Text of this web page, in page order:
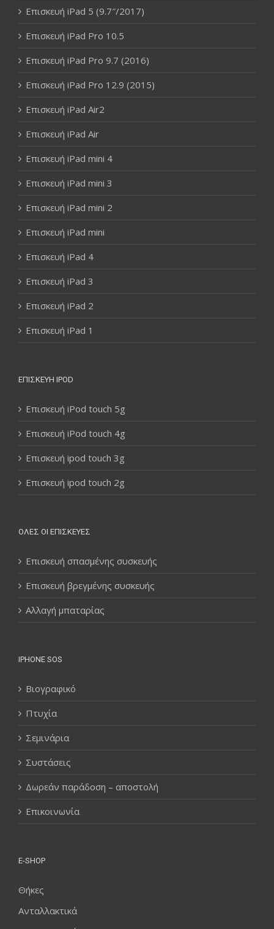
Επισκευή iPad 5 (9.7″/2017)
Επισκευή iPad Pro 10.5
Επισκευή iPad Pro 9.7 (2016)
Επισκευή iPad Pro 12.9 (2015)
Επισκευή iPad Air2
Επισκευή iPad Air
Επισκευή iPad mini 4
Επισκευή iPad mini 3
Επισκευή iPad mini 2
Επισκευή iPad mini
Επισκευή iPad 4
Επισκευή iPad 3
Επισκευή iPad 2
Επισκευή iPad 1
ΕΠΙΣΚΕΥΉ IPOD
Επισκευή iPod touch 5g
Επισκευή iPod touch 4g
Επισκευή ipod touch 3g
Επισκευή ipod touch 2g
ΌΛΕΣ ΟΙ ΕΠΙΣΚΕΥΈΣ
Επισκευή σπασμένης συσκευής
Επισκευή βρεγμένης συσκευής
Αλλαγή μπαταρίας
IPHONE SOS
Βιογραφικό
Πτυχία
Σεμινάρια
Συστάσεις
Δωρεάν παράδοση – αποστολή
Επικοινωνία
E-SHOP
Θήκες
Ανταλλακτικά